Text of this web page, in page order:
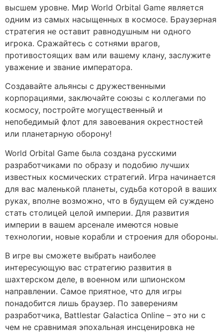
высшем уровне. Мир World Orbital Game является
одним из самых насыщенных в космосе. Браузерная
стратегия не оставит равнодушным ни одного
игрока. Сражайтесь с сотнями врагов,
противостоящих вам или вашему клану, заслужите
уважение и звание императора.
Создавайте альянсы с дружественными
корпорациями, заключайте союзы с коллегами по
космосу, постройте могущественный и
непобедимый флот для завоевания окрестностей
или планетарную оборону!
World Orbital Game была создана русскими
разработчиками по образу и подобию лучших
известных космических стратегий. Игра начинается
для вас маленькой планеты, судьба которой в ваших
руках, вполне возможно, что в будущем ей суждено
стать столицей целой империи. Для развития
империи в вашем арсенале имеются новые
технологии, новые корабли и строения для обороны.
В игре вы сможете выбрать наиболее
интересующую вас стратегию развития в
шахтерском деле, в военном или шпионском
направлении. Самое приятное, что для игры
понадобится лишь браузер. По заверениям
разработчика, Battlestar Galactica Online – это ни с
чем не сравнимая эпохальная инсценировка не